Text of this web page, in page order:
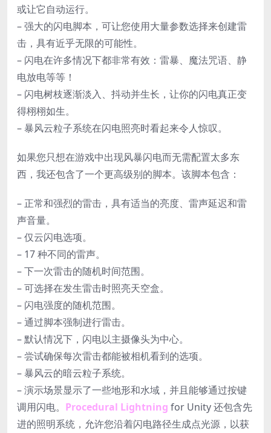
或让它自动运行。
– 强大的闪电脚本，可让您使用大量参数选择来创建雷
击，具有近乎无限的可能性。
– 闪电在许多情况下都非常有效：雷暴、魔法咒语、静
电放电等等！
– 闪电树枝逐渐淡入、抖动并生长，让你的闪电真正变
得栩栩如生。
– 暴风云粒子系统在闪电照亮时看起来令人惊叹。
如果您只想在游戏中出现风暴闪电而无需配置太多东
西，我还包含了一个更高级别的脚本。该脚本包含：
– 正常和强烈的雷击，具有适当的亮度、雷声延迟和雷
声音量。
– 仅云闪电选项。
– 17 种不同的雷声。
– 下一次雷击的随机时间范围。
– 可选择在发生雷击时照亮天空盒。
– 闪电强度的随机范围。
– 通过脚本强制进行雷击。
– 默认情况下，闪电以主摄像头为中心。
– 尝试确保每次雷击都能被相机看到的选项。
– 暴风云的暗云粒子系统。
– 演示场景显示了一些地形和水域，并且能够通过按键
调用闪电。 Procedural Lightning for Unity 还包含先
进的照明系统，允许您沿着闪电路径生成点光源，以获